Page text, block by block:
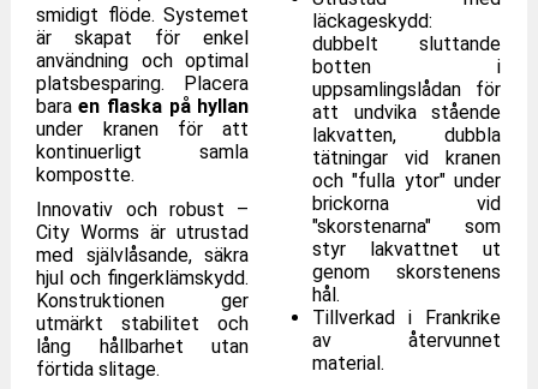
smidigt flöde. Systemet
är skapat för enkel
användning och optimal
platsbesparing. Placera
baraen flaska på hyllan
under kranen för att
kontinuerligt samla
kompostte.
Innovativ och robust –
City Worms är utrustad
med självlåsande, säkra
hjul och fingerklämskydd.
Konstruktionen ger
utmärkt stabilitet och
lång hållbarhet utan
förtida slitage.
läckageskydd:
dubbelt sluttande
botten i
uppsamlingslådan för
att undvika stående
lakvatten, dubbla
tätningar vid kranen
och "fulla ytor" under
brickorna vid
"skorstenarna" som
styr lakvattnet ut
genom skorstenens
hål.
Tillverkad i Frankrike
av återvunnet
material.